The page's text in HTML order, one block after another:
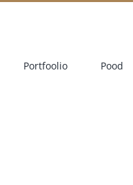
Portfoolio Pood